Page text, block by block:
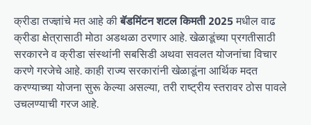
क्रीडा तज्ज्ञांचे मत आहे कीबॅडमिंटन शटल किमती 2025मधील वाढ
क्रीडा क्षेत्रासाठी मोठा अडथळा ठरणार आहे. खेळाडूंच्या प्रगतीसाठी
सरकारने व क्रीडा संस्थांनी सबसिडी अथवा सवलत योजनांचा विचार
करणे गरजेचे आहे. काही राज्य सरकारांनी खेळाडूंना आर्थिक मदत
करण्याच्या योजना सुरू केल्या असल्या, तरी राष्ट्रीय स्तरावर ठोस पावले
उचलण्याची गरज आहे.